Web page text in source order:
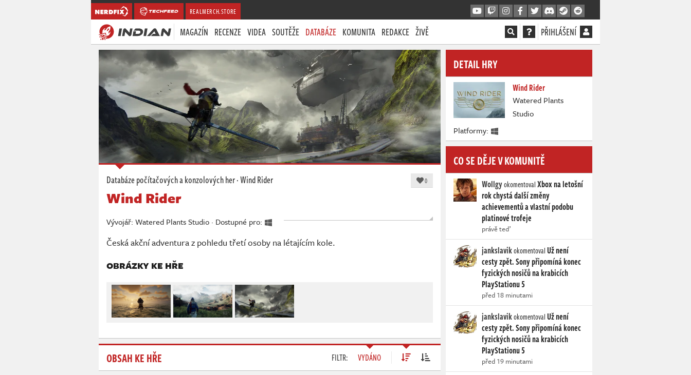
REALMERCH.STORE
MAGAZÍN RECENZE VIDEA SOUTĚŽE DATABÁZE KOMUNITA REDAKCE ŽIVĚ PŘIHLÁŠENÍ
Databáze počítačových a konzolových her·Wind Rider 0
Wind Rider
Vývojář: Watered Plants Studio · Dostupné pro:
Česká akční adventura z pohledu třetí osoby na létajícím kole.
OBRÁZKY KE HŘE
OBSAH KE HŘE FILTR: VYDÁNO
DETAIL HRY
Wind Rider
Watered Plants
Studio
Platformy:
CO SE DĚJE V KOMUNITĚ
WollgyokomentovalXbox na letošní
rok chystá další změny
achievementů a vlastní podobu
platinové trofeje
právě teď
jankslavikokomentovalUž není
cesty zpět. Sony připomíná konec
fyzických nosičů na krabicích
PlayStationu 5
před 18 minutami
jankslavikokomentovalUž není
cesty zpět. Sony připomíná konec
fyzických nosičů na krabicích
PlayStationu 5
před 19 minutami